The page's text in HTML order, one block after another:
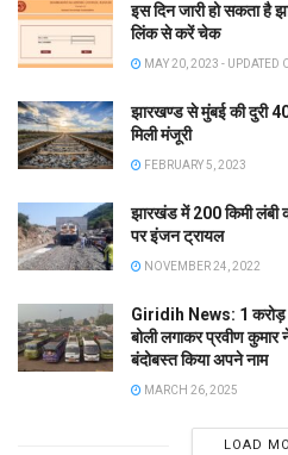
इस दिन जारी हो सकता है
लिंक से करें चेक
MAY 20, 2023 - UPDATED
झारखण्ड से मुंबई की दुरी
मिली मंजूरी
FEBRUARY 5, 2023
झारखंड में 200 किमी लंबी
पर इंजन ट्रायल
NOVEMBER 24, 2022
Giridih News: 1 करोड़
बोली लगाकर प्रवीण कुमार
बंदोबस्त किया अपने नाम
MARCH 26, 2025
LOAD